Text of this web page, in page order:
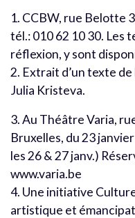
1. CCBW, rue Belotte
tél.: 010 62 10 30. Les
réflexion, y sont
2. Extrait d’un texte
Julia Kristeva.
3. Au Théâtre Varia,
Bruxelles, du 23
les 26 & 27 janv.)
www.varia.be
4. Une initiative
artistique et